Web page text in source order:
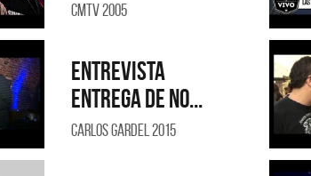
CMTV 2005
Entrevista
Entrega de no...
Carlos Gardel 2015